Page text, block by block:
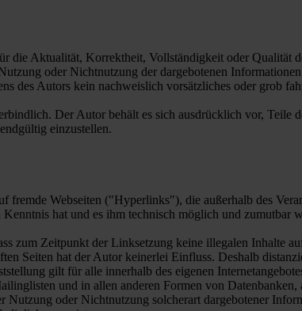
die Aktualität, Korrektheit, Vollständigkeit oder Qualität
oder Nichtnutzung der dargebotenen
des Autors kein nachweislich vorsätzliches oder grob
Der Autor behält es sich ausdrücklich vor, Teile
einzustellen.
fremde Webseiten ("Hyperlinks"), die außerhalb des
hat und es ihm technisch möglich und
zum Zeitpunkt der Linksetzung keine illegalen Inhalte
Seiten hat der Autor keinerlei Einfluss. Deshalb
gilt für alle innerhalb des eigenen
und in allen anderen Formen von
Nutzung oder Nichtnutzung solcherart dargebotener